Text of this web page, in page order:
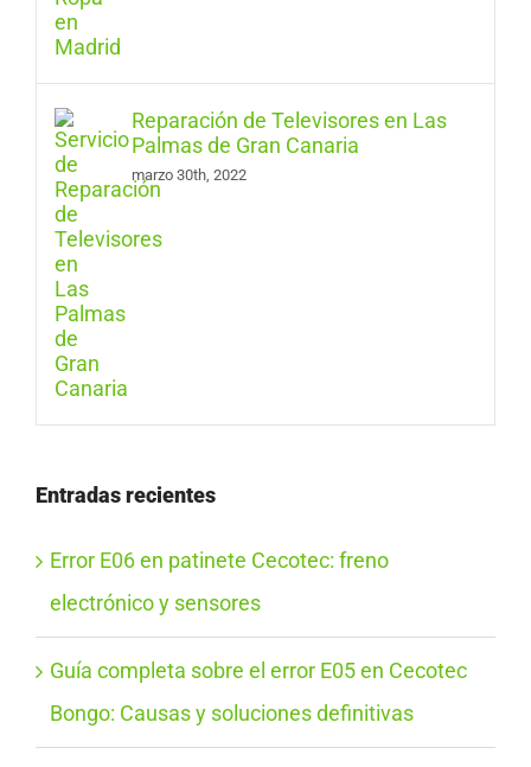
Reparación de Televisores en Las
Palmas de Gran Canaria
marzo 30th, 2022
Entradas recientes
Error E06 en patinete Cecotec: freno
electrónico y sensores
Guía completa sobre el error E05 en Cecotec
Bongo: Causas y soluciones definitivas